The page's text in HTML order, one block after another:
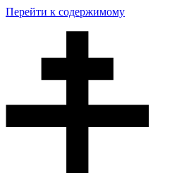
Перейти к содержимому